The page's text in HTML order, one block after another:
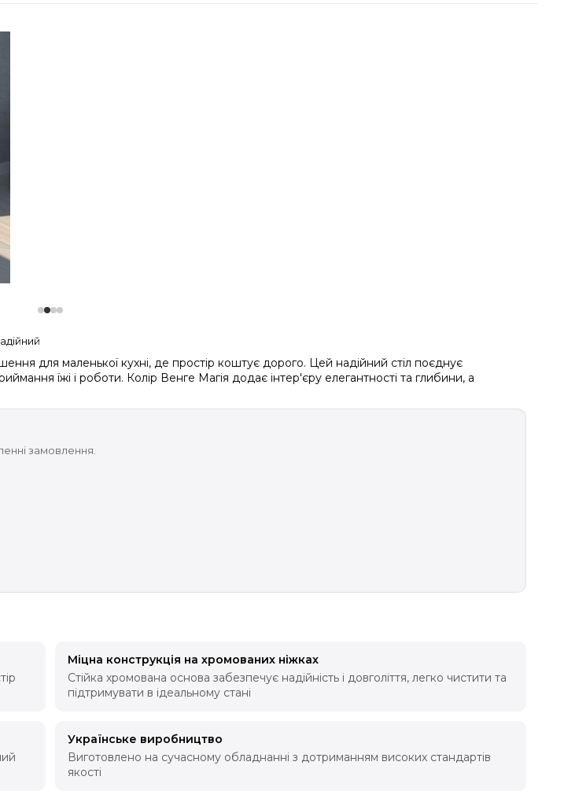
для маленької кухні, де простір коштує дорого. Цей надійний стіл поєднує
їжі і роботи. Колір Венге Магія додає інтер'єру елегантності та глибини, а
замовлення.
Міцна конструкція на хромованих ніжках
Стійка хромована основа забезпечує надійність і довголіття, легко чистити та
підтримувати в ідеальному стані
Українське виробництво
Виготовлено на сучасному обладнанні з дотриманням високих стандартів
якості